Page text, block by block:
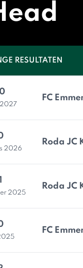
RESULTATEN
FC
2026
Roda JC
2025
Roda JC
FC